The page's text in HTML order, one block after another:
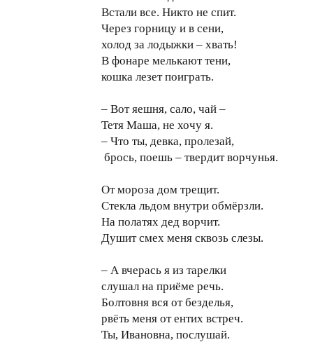
Встали все. Никто не спит.
Через горницу и в сени,
холод за лодыжки – хвать!
В фонаре мелькают тени,
кошка лезет поиграть.
– Вот яешня, сало, чай –
Тетя Маша, не хочу я.
– Что ты, девка, пролезай,
брось, поешь – твердит ворчунья.
От мороза дом трещит.
Стекла льдом внутри обмёрзли.
На полатях дед ворчит.
Душит смех меня сквозь слезы.
– А вчерась я из тарелки
слушал на приёме речь.
Болтовня вся от безделья,
рвёть меня от ентих встреч.
Ты, Ивановна, послушай.